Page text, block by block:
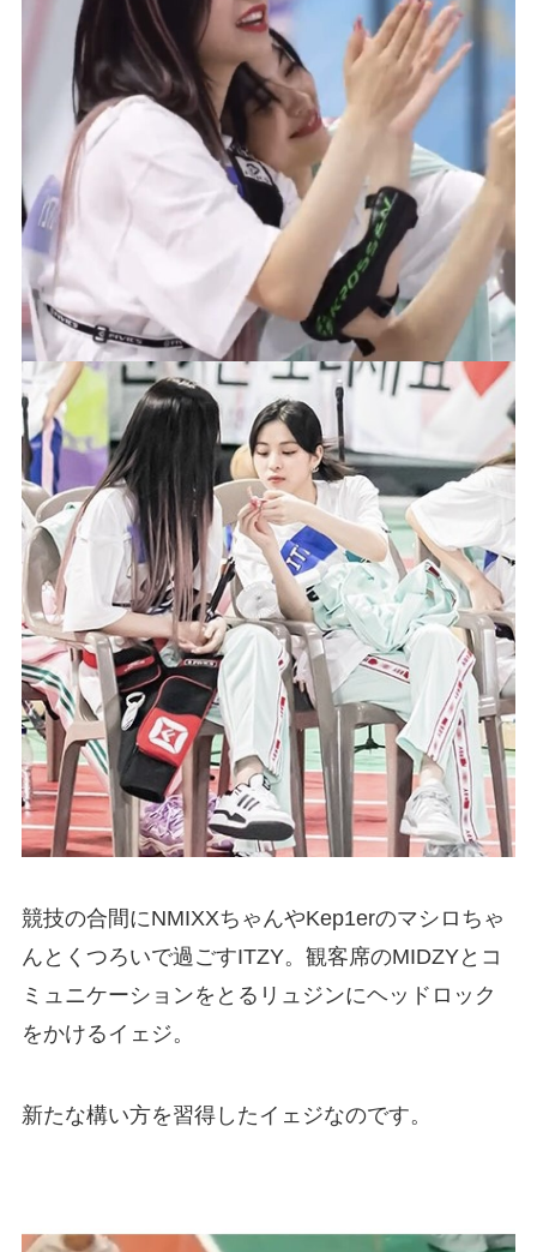
競技の合間にNMIXXちゃんやKep1erのマシロちゃ
んとくつろいで過ごすITZY。観客席のMIDZYとコ
ミュニケーションをとるリュジンにヘッドロック
をかけるイェジ。
新たな構い方を習得したイェジなのです。